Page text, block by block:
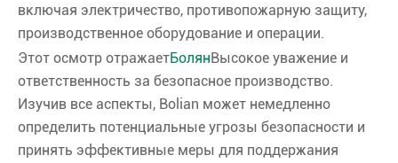
включая электричество, противопожарную защиту,
производственное оборудование и операции.
Этот осмотр отражаетБолянВысокое уважение и
ответственность за безопасное производство.
Изучив все аспекты, Bolian может немедленно
определить потенциальные угрозы безопасности и
принять эффективные меры для поддержания